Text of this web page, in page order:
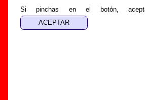
Si pinchas en el botón,
Nombre